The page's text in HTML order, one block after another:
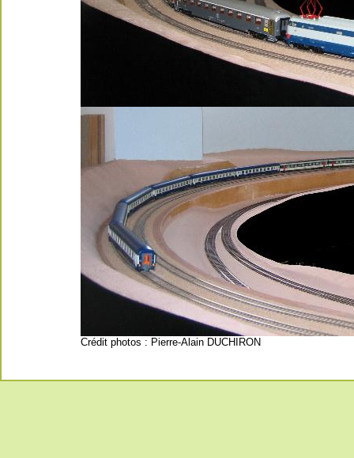
Crédit photos : Pierre-Alain DUCHIRON